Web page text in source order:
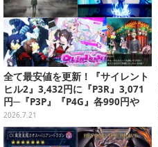
全て最安値を更新！『サイレント
ヒル2』3,432円に『P3R』3,071
円─『P3P』『P4G』各990円や
『ニディガ』598円などがお手頃
過ぎる【eショップ・PS Storeの
お薦めセール】
2026.7.21